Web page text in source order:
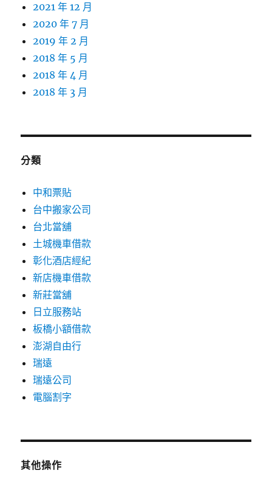
2021 年 12 月
2020 年 7 月
2019 年 2 月
2018 年 5 月
2018 年 4 月
2018 年 3 月
分類
中和票貼
台中搬家公司
台北當舖
土城機車借款
彰化酒店經紀
新店機車借款
新莊當舖
日立服務站
板橋小額借款
澎湖自由行
瑞遠
瑞遠公司
電腦割字
其他操作